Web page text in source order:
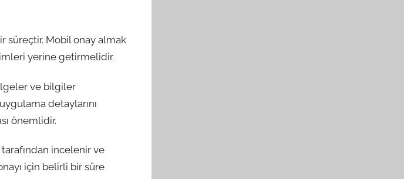
süreçtir. Mobil onay almak
yerine getirmelidir.
ve bilgiler
detaylarını
önemlidir.
incelenir ve
için belirli bir süre